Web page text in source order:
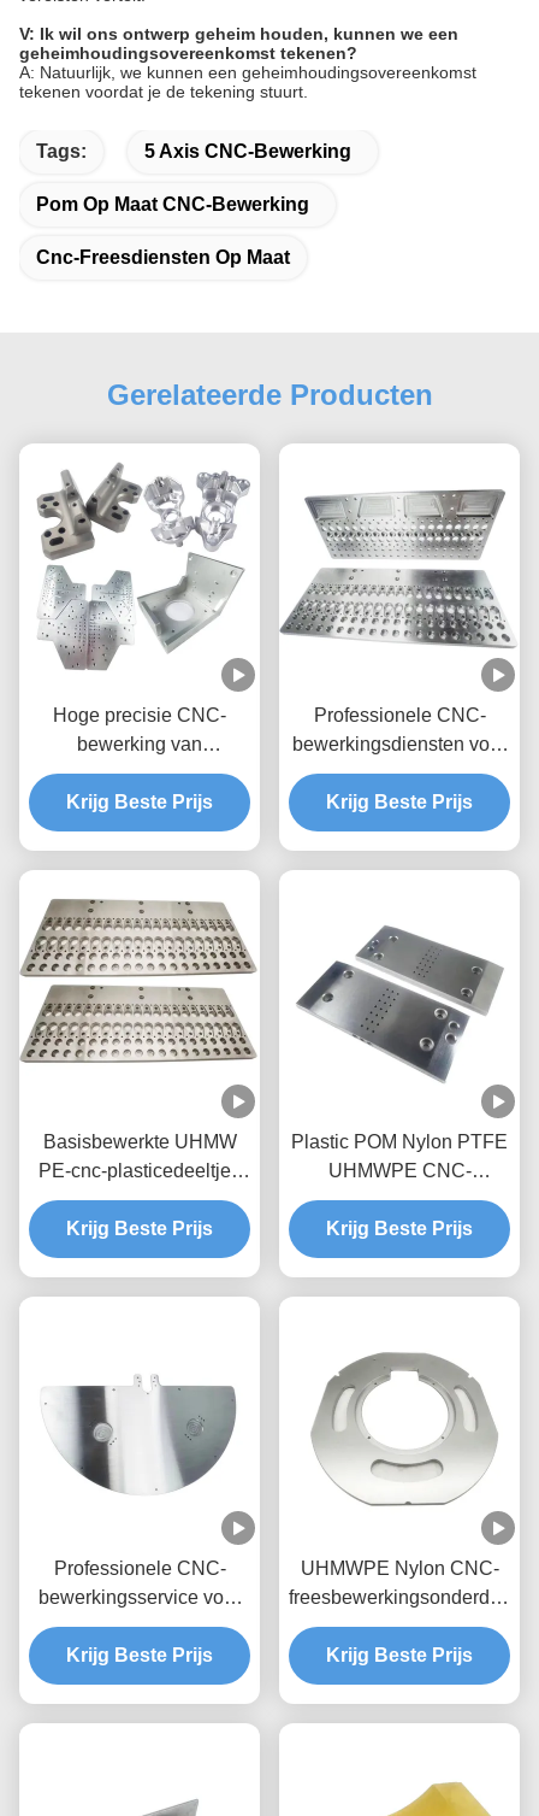
V: Ik wil ons ontwerp geheim houden, kunnen we een
geheimhoudingsovereenkomst tekenen?
A: Natuurlijk, we kunnen een geheimhoudingsovereenkomst
tekenen voordat je de tekening stuurt.
Tags: 5 Axis CNC-Bewerking
Pom Op Maat CNC-Bewerking
Cnc-Freesdiensten Op Maat
Gerelateerde Producten
Hoge precisie CNC-
bewerking van
aluminiumonderdelen
voor elke OEM Duurzaam
en veelzijdig
Krijg Beste Prijs
Professionele CNC-
bewerkingsdiensten voor
Krijg Beste Prijs
Basisbewerkte UHMW
PE-cnc-plasticedeeltjes
met aangepaste kleur en
hoge tolerantie
Krijg Beste Prijs
Plastic POM Nylon PTFE
UHMWPE CNC-
bewerkingsonderdelen
voor alle OEM-behoeften
Krijg Beste Prijs
Professionele CNC-
bewerkingsservice voor
hoogprecisie Nylon POM
Peek UHMWPE-
onderdelen
Krijg Beste Prijs
UHMWPE Nylon CNC-
freesbewerkingsonderdelen
met aangepaste
kleurkeuze
Krijg Beste Prijs